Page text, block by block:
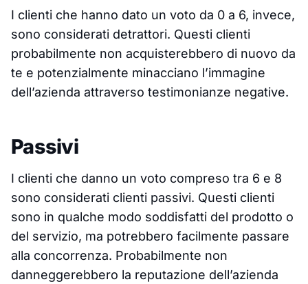
I clienti che hanno dato un voto da 0 a 6, invece,
sono considerati detrattori. Questi clienti
probabilmente non acquisterebbero di nuovo da
te e potenzialmente minacciano l’immagine
dell’azienda attraverso testimonianze negative.
Passivi
I clienti che danno un voto compreso tra 6 e 8
sono considerati clienti passivi. Questi clienti
sono in qualche modo soddisfatti del prodotto o
del servizio, ma potrebbero facilmente passare
alla concorrenza. Probabilmente non
danneggerebbero la reputazione dell’azienda